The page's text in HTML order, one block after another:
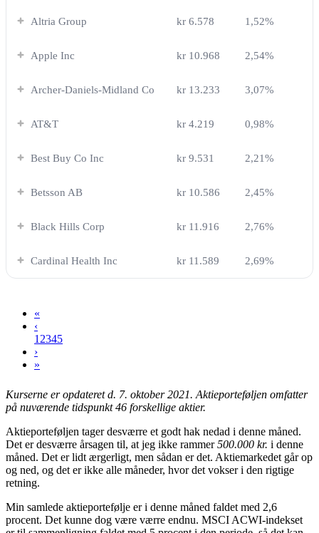
Altria Group kr 6.578 1,52%
Apple Inc kr 10.968 2,54%
Archer-Daniels-Midland Co kr 13.233 3,07%
AT&T kr 4.219 0,98%
Best Buy Co Inc kr 9.531 2,21%
Betsson AB kr 10.586 2,45%
Black Hills Corp kr 11.916 2,76%
Cardinal Health Inc kr 11.589 2,69%
«
‹
1 2345
›
»
Kurserne er opdateret d. 7. oktober 2021. Aktieporteføljen omfatter
på nuværende tidspunkt 46 forskellige aktier.
Aktieporteføljen tager desværre et godt hak nedad i denne måned.
Det er desværre årsagen til, at jeg ikke rammer500.000 kr. i denne
måned. Det er lidt ærgerligt, men sådan er det. Aktiemarkedet går op
og ned, og det er ikke alle måneder, hvor det vokser i den rigtige
retning.
Min samlede aktieportefølje er i denne måned faldet med 2,6
procent. Det kunne dog være værre endnu. MSCI ACWI-indekset